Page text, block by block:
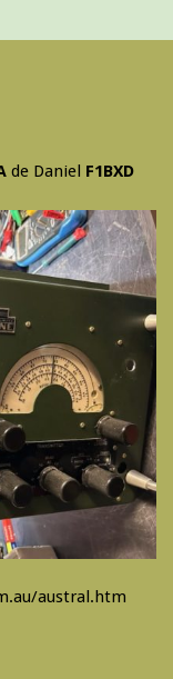
de Daniel F1BXD
austral.htm